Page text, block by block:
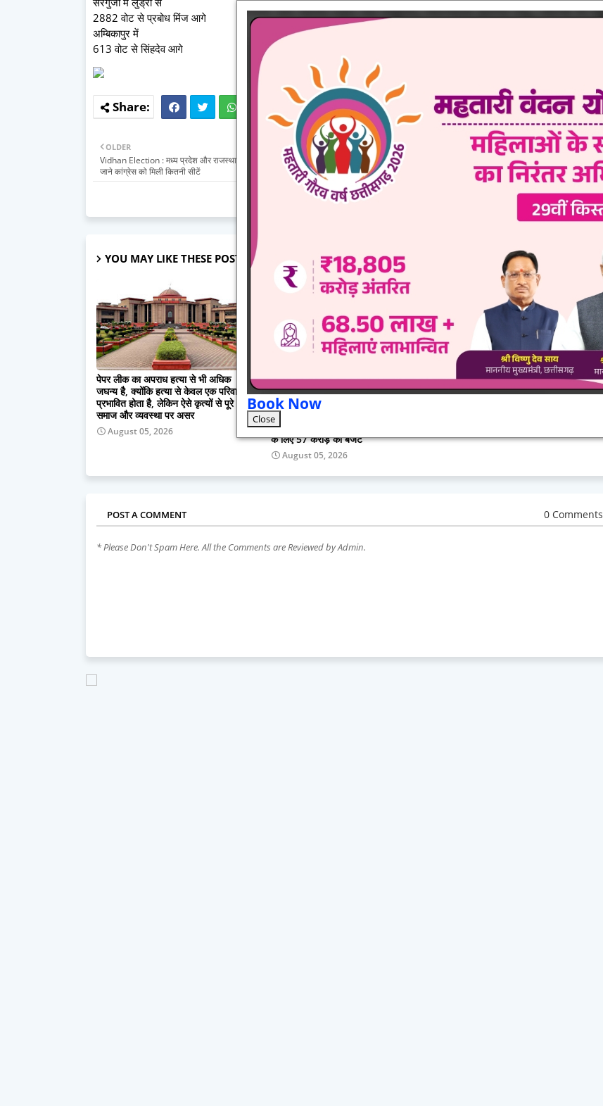
2882 वोट से प्रबोध मिंज आगे
अम्बिकापुर में
613 वोट से सिंहदेव आगे
NEWER
बिलासपुर विधानसभा ब्रेकिंग : अमर अग्रवाल 2000वोटों से आगे
OLDER
Vidhan Election : मध्य प्रदेश और राजस्थान में भाजपा ने छुआ 100 का आंकड़ा,
जाने कांग्रेस को मिली कितनी सीटें
YOU MAY LIKE THESE POSTS
पेपर लीक का अपराध हत्या से भी अधिक
जघन्य है, क्योंकि हत्या से केवल एक परिवार
प्रभावित होता है, लेकिन ऐसे कृत्यों से पूरे
समाज और व्यवस्था पर असर
August 05, 2026
खेल अधोसंरचना की मजबूती और खेलों के लिए
बेहतर वातावरण तैयार करने मुख्यमंत्री खेल
उत्कर्ष मिशन के लिए 100 करोड़ का
प्रावधान,छत्तीसगढ़ में हॉकी लीग के आयोजन
की तैयारी, छत्तीसगढ़ क्रीड़ा प्रोत्साहन योजना
के लिए 57 करोड़ का बजट
August 05, 2026
छत्तीसगढ़ में UCC की तैयारी तेज: समान
नागरिक संहिता पर जनता से 15 अक्टूबर तक
POST A COMMENT 0 Comments
* Please Don't Spam Here. All the Comments are Reviewed by Admin.
Book Now
Close